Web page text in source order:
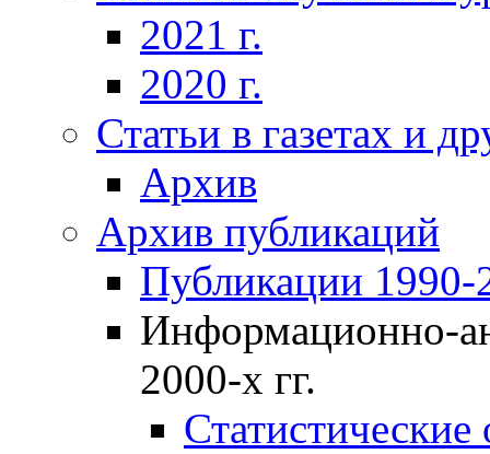
2021 г.
2020 г.
Статьи в газетах и
Архив
Архив публикаций
Публикации 1990-
Информационно-
2000-х гг.